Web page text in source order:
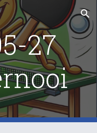
Skip to navigation
27